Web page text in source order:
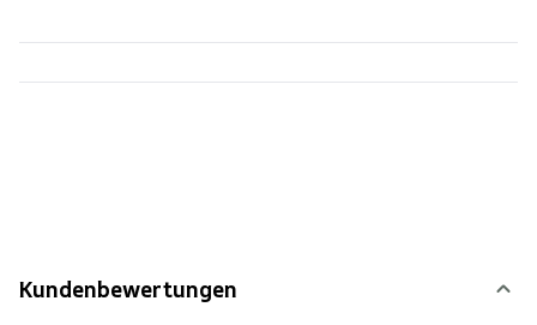
Kundenbewertungen